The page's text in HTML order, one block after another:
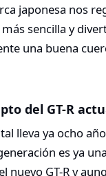
japonesa nos
sencilla y
una buena
del GT-R
lleva ya ocho
es ya
nuevo GT-R y